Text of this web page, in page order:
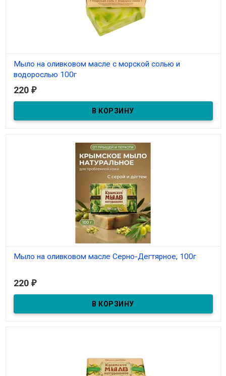
Мыло на оливковом масле с морской солью и
водорослью 100г
В наличии
220 ₽
Мыло на оливковом масле Серно-Дегтярное, 100г
220 ₽